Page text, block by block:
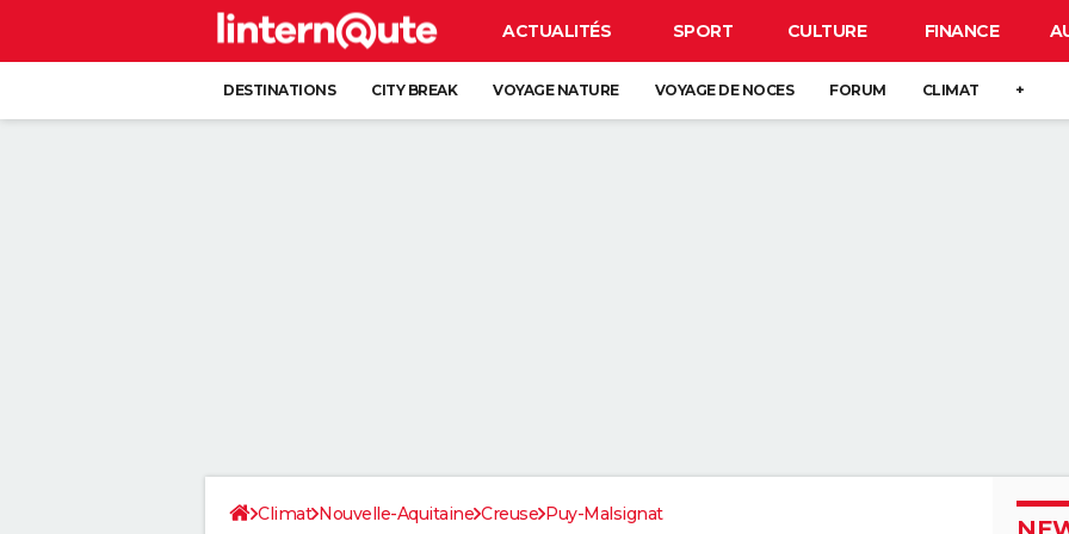
ACTUALITÉS SPORT CULTURE FINANCE
DESTINATIONS CITY BREAK VOYAGE NATURE VOYAGE DE NOCES FORUM CLIMAT +
Climat Nouvelle-Aquitaine Creuse Puy-Malsignat